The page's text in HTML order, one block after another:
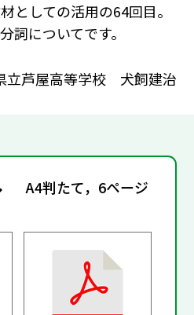
としての活用の64回目。
詞についてです。
立芦屋高等学校 犬飼建治
A4判たて，6ページ